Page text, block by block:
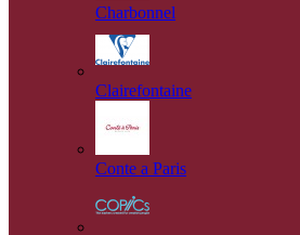
Charbonnel
Clairefontaine
Conte a Paris